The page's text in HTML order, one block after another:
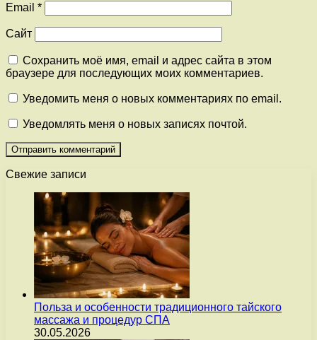
Email *
Сайт
Сохранить моё имя, email и адрес сайта в этом
браузере для последующих моих комментариев.
Уведомить меня о новых комментариях по email.
Уведомлять меня о новых записях почтой.
Свежие записи
Польза и особенности традиционного тайского
массажа и процедур СПА
30.05.2026